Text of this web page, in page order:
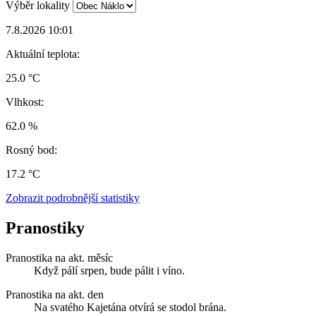
Výběr lokality
7.8.2026 10:01
Aktuální teplota:
25.0 °C
Vlhkost:
62.0 %
Rosný bod:
17.2 °C
Zobrazit podrobnější statistiky
Pranostiky
Pranostika na akt. měsíc
Když pálí srpen, bude pálit i víno.
Pranostika na akt. den
Na svatého Kajetána otvírá se stodol brána.